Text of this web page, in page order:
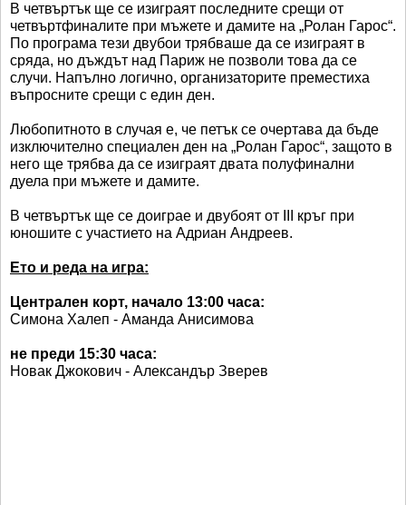
В четвъртък ще се изиграят последните срещи от
четвъртфиналите при мъжете и дамите на „Ролан Гарос“.
По програма тези двубои трябваше да се изиграят в
сряда, но дъждът над Париж не позволи това да се
случи. Напълно логично, организаторите преместиха
въпросните срещи с един ден.
Любопитното в случая е, че петък се очертава да бъде
изключително специален ден на „Ролан Гарос“, защото в
него ще трябва да се изиграят двата полуфинални
дуела при мъжете и дамите.
В четвъртък ще се доиграе и двубоят от III кръг при
юношите с участието на Адриан Андреев.
Ето и реда на игра:
Централен корт, начало 13:00 часа:
Симона Халеп - Аманда Анисимова
не преди 15:30 часа:
Новак Джокович - Александър Зверев